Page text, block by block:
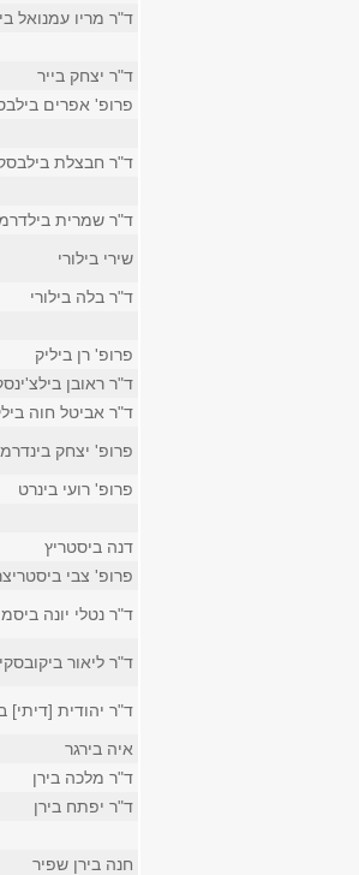
ד"ר מריו עמנואל
ד"ר יצחק בייר
פרופ' אפרים
ד"ר חבצלת
ד"ר שמרית
שירי בילורי
ד"ר בלה בילורי
פרופ' רן ביליק
ד"ר ראובן
ד"ר אביטל חוה
פרופ' יצחק
פרופ' רועי בינרט
דנה ביסטריץ
פרופ' צבי
ד"ר נטלי יונה
ד"ר ליאור ביקובסקי
ד"ר יהודית [דיתי]
איה בירגר
ד"ר מלכה בירן
ד"ר יפתח בירן
חנה בירן שפיר